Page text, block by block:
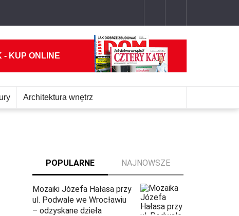
- KUP ONLINE
Architektura wnętrz
POPULARNE NAJNOWSZE
Mozaiki Józefa Hałasa przy
ul. Podwale we Wrocławiu
– odzyskane dzieła